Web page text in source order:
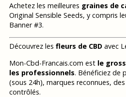
Achetez les meilleures graines de
Original Sensible Seeds, y compris
Banner #3.
Découvrez les fleurs de CBDavec
Mon-Cbd-Francais.com est le
les professionnels. Bénéficiez de
(sous 24h), marques reconnues,
contrôlés.